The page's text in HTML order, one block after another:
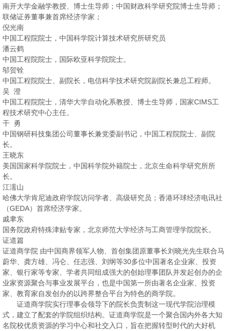
南开大学金融学教授、博士生导师；中国财政科学研究院博士生导师；
联储证券董事兼首席经济学家；
倪光南
中国工程院院士，中国科学院计算技术研究所研究员
潘云鹤
中国工程院院士，国际欧亚科学院院士。
邬贺铨
中国工程院院士、副院长，电信科学技术研究院副院长兼总工程师。
吴 澄
中国工程院院士，清华大学自动化系教授、博士生导师，国家CIMS工
程技术研究中心主任。
干 勇
中国钢研科技集团公司董事长兼党委副书记，中国工程院院士、副院
长。
王晓东
美国国家科学院院士，中国科学院外籍院士，北京生命科学研究所所
长。
江濡山
哈佛大学肯尼迪政府学院访问学者、高级研究员；香港环球经济电讯社
（GEDA）首席经济学家。
戚聿东
国务院政府特殊津贴专家，北京师范大学经济与工商管理学院院长。
证道篇
证道商学院 由中国商界领军人物、首创集团原董事长刘晓光先生联合马
蔚华、龚方雄、冯仑、任志强、刘纲等30多位中国著名企业家、投资
家、银行家等专家、学者共同组成强大的创始理事团队并发起创办的企
业家资源聚合与事业发展平台，也是中国第一所由著名企业家、投资
家、教育家自发创办的以跨界整合平台为特色的商学院。
证道商学院实行理事会领导下的院长负责制这一现代学院治理模
式，建立了配套的学院组织结构。证道商学院是一个聚合国内外各大知
名院校优质资源的学习中心和社交入口，旨在把握转型时代的大好机